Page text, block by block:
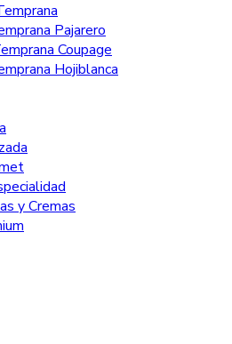
Pajarero
Coupage
Hojiblanca
y Cremas